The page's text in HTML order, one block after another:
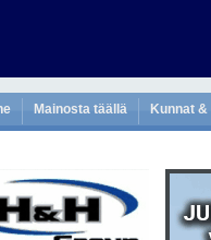
Mainosta täällä Kunnat